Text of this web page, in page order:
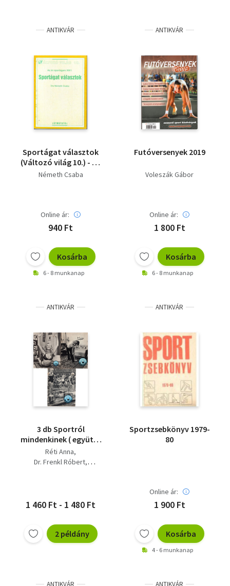
ANTIKVÁR
Sportágat választok
(Változó világ 10.) - Az
én sportágam XIII/1
Németh Csaba
Online ár:
940 Ft
Kosárba
6 - 8 munkanap
ANTIKVÁR
Futóversenyek 2019
Voleszák Gábor
Online ár:
1 800 Ft
Kosárba
6 - 8 munkanap
ANTIKVÁR
3 db Sportról
mindenkinek ( együtt )
1. A kétarcú civilizáció
és a sport,
Réti Anna
Dr. Frenkl Róbert
1 460 Ft - 1 480 Ft
2 példány
ANTIKVÁR
Sportzsebkönyv 1979-
80
Online ár:
1 900 Ft
Kosárba
4 - 6 munkanap
ANTIKVÁR ANTIKVÁR